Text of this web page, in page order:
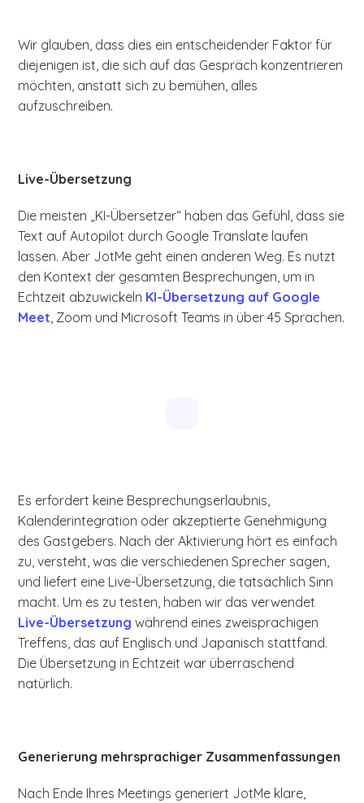
Wir glauben, dass dies ein entscheidender Faktor für
diejenigen ist, die sich auf das Gespräch konzentrieren
möchten, anstatt sich zu bemühen, alles
aufzuschreiben.
Live-Übersetzung
Die meisten „KI-Übersetzer“ haben das Gefühl, dass sie
Text auf Autopilot durch Google Translate laufen
lassen. Aber JotMe geht einen anderen Weg. Es nutzt
den Kontext der gesamten Besprechungen, um in
Echtzeit abzuwickeln KI-Übersetzung auf Google
Meet, Zoom und Microsoft Teams in über 45 Sprachen.
Es erfordert keine Besprechungserlaubnis,
Kalenderintegration oder akzeptierte Genehmigung
des Gastgebers. Nach der Aktivierung hört es einfach
zu, versteht, was die verschiedenen Sprecher sagen,
und liefert eine Live-Übersetzung, die tatsächlich Sinn
macht. Um es zu testen, haben wir das verwendet
Live-Übersetzung während eines zweisprachigen
Treffens, das auf Englisch und Japanisch stattfand.
Die Übersetzung in Echtzeit war überraschend
natürlich.
Generierung mehrsprachiger Zusammenfassungen
Nach Ende Ihres Meetings generiert JotMe klare,